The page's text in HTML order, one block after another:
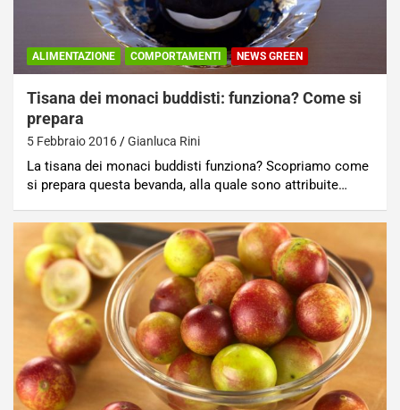
ALIMENTAZIONE COMPORTAMENTI NEWS GREEN
Tisana dei monaci buddisti: funziona? Come si
prepara
5 Febbraio 2016 Gianluca Rini
La tisana dei monaci buddisti funziona? Scopriamo come
si prepara questa bevanda, alla quale sono attribuite…